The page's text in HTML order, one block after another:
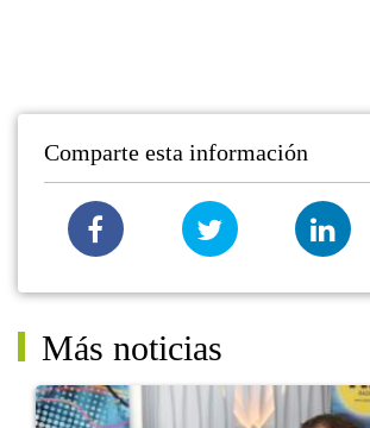
Comparte esta información
Más noticias